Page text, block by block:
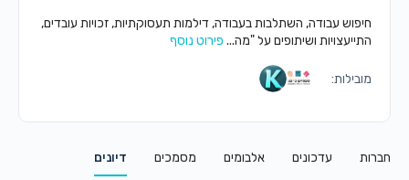
חיפוש עבודה, השתלבות בעבודה, דילמות תעסוקתיות, זכויות עובדים,
התייעצויות ושיתופים על "מה... פירוט נוסף
מובילות:
חברות עדכונים אלבומים מסמכים דיונים